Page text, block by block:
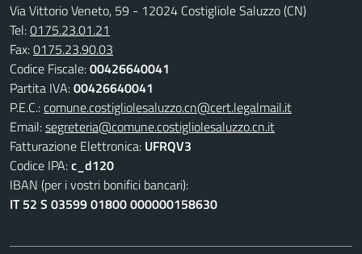
Via Vittorio Veneto, 59 - 12024 Costigliole Saluzzo (CN)
Tel:0175.23.01.21
Fax:0175.23.90.03
Codice Fiscale:00426640041
Partita IVA:00426640041
P.E.C.:comune.costigliolesaluzzo.cn@cert.legalmail.it
Email:segreteria@comune.costigliolesaluzzo.cn.it
Fatturazione Elettronica: UFRQV3
Codice IPA:c_d120
IBAN (per i vostri bonifici bancari):
IT 52 S 03599 01800 000000158630